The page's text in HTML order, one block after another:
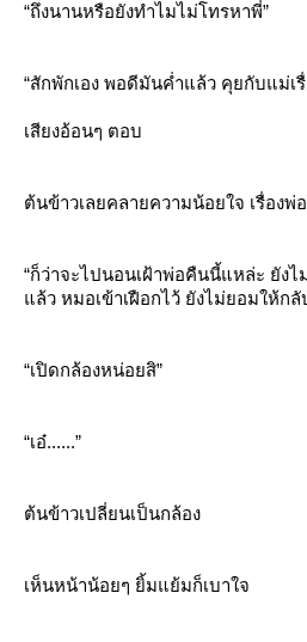
“ถึงนานหรือยังทำไมไม่โทรหาพี่”
“สักพักเอง พอดีมันค่ำแล้ว คุยกับแม่เ
เสียงอ้อนๆ ตอบ
ต้นข้าวเลยคลายความน้อยใจ เรื่องพ่
“ก็ว่าจะไปนอนเฝ้าพ่อคืนนี้แหล่ะ ยัง
ล้ว หมอเข้าเฝือกไว้ ยังไม่ยอมให้กลั
“เปิดกล้องหน่อยสิ”
“เอ๋......”
ต้นข้าวเปลี่ยนเป็นกล้อง
เห็นหน้าน้อยๆ ยิ้มแย้มก็เบาใจ